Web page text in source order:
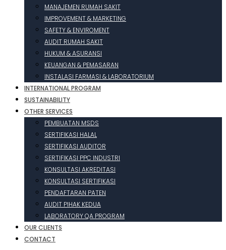
MANAJEMEN RUMAH SAKIT
IMPROVEMENT & MARKETING
SAFETY & ENVIROMENT
AUDIT RUMAH SAKIT
HUKUM & ASURANSI
KEUANGAN & PEMASARAN
INSTALASI FARMASI & LABORATORIUM
INTERNATIONAL PROGRAM
SUSTAINABILITY
OTHER SERVICES
PEMBUATAN MSDS
SERTIFIKASI HALAL
SERTIFIKASI AUDITOR
SERTIFIKASI PPC INDUSTRI
KONSULTASI AKREDITASI
KONSULTASI SERTIFIKASI
PENDAFTARAN PATEN
AUDIT PIHAK KEDUA
LABORATORY QA PROGRAM
OUR CLIENTS
CONTACT